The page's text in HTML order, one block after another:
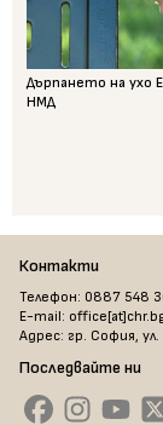
Дърпането на ухо
НМД
Контакти
Телефон: 0887 548
E-mail:
Адрес: гр. София,
Последвайте ни